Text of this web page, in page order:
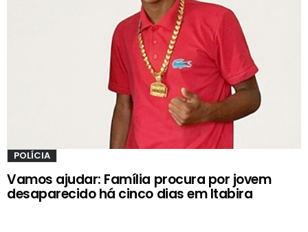
POLÍCIA
Vamos ajudar: Família procura por jovem
desaparecido há cinco dias em Itabira